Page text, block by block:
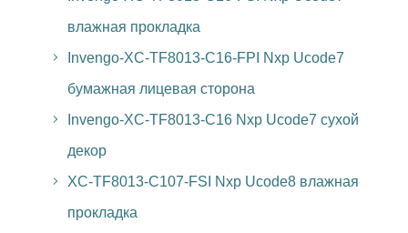
влажная прокладка
Invengo-XC-TF8013-C16-FPI Nxp Ucode7
бумажная лицевая сторона
Invengo-XC-TF8013-C16 Nxp Ucode7 сухой
декор
XC-TF8013-C107-FSI Nxp Ucode8 влажная
прокладка